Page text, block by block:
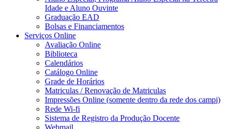
Idade e Aluno Ouvinte
Graduação EAD
Bolsas e Financiamentos
Serviços Online
Avaliação Online
Biblioteca
Calendários
Catálogo Online
Grade de Horários
Matriculas / Renovação de Matriculas
Impressões Online (somente dentro da rede dos campi)
Rede Wi-fi
Sistema de Registro da Produção Docente
Webmail